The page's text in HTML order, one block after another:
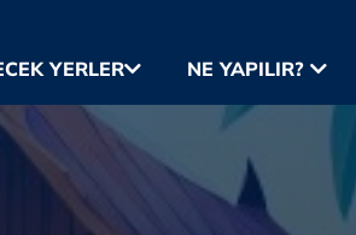
YERLER NE YAPILIR?